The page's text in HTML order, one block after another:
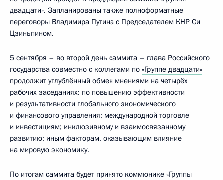
двадцати». Запланированы также полноформатные
переговоры Владимира Путина с Председателем КНР Си
Цзиньпином.
5 сентября – во второй день саммита – глава Российского
государства совместно с коллегами по «Группе двадцати»
продолжит углублённый обмен мнениями на четырёх
рабочих заседаниях: по повышению эффективности
и результативности глобального экономического
и финансового управления; международной торговле
и инвестициям; инклюзивному и взаимосвязанному
развитию; иным факторам, оказывающим влияние
на мировую экономику.
По итогам саммита будет принято коммюнике «Группы